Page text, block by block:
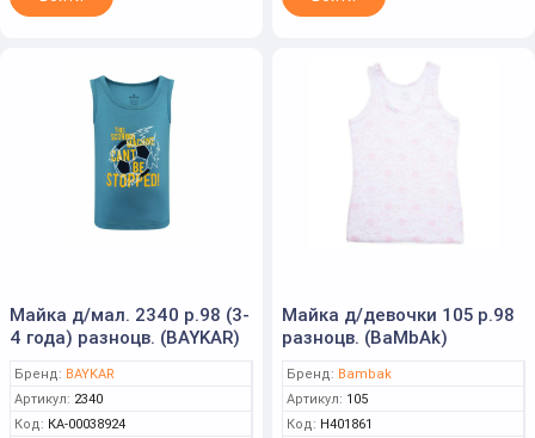
Майка д/мал. 2340 р.98 (3-
4 года) разноцв. (BAYKAR)
Бренд: BAYKAR
Артикул: 2340
Код: КА-00038924
Майка д/девочки 105 р.98
разноцв. (BaMbAk)
Бренд: Bambak
Артикул: 105
Код: Н401861